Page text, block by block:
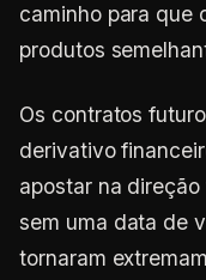
caminho para que
produtos
Os contratos
derivativo
apostar na
sem uma data de
tornaram